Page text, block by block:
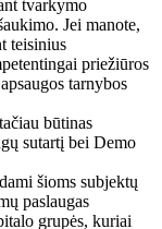
tvarkymo
Jei manote,
teisinius
priežiūros
tarnybos
būtinas
sutartį bei Demo
šioms subjektų
paslaugas
grupės, kuriai